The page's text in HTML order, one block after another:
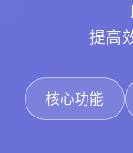
提高
核心功能